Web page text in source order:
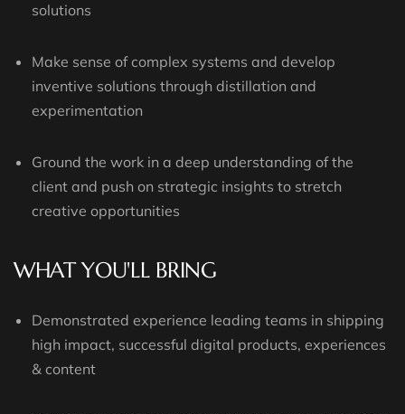
solutions
Make sense of complex systems and develop
inventive solutions through distillation and
experimentation
Ground the work in a deep understanding of the
client and push on strategic insights to stretch
creative opportunities
WHAT YOU'LL BRING
Demonstrated experience leading teams in shipping
high impact, successful digital products, experiences
& content